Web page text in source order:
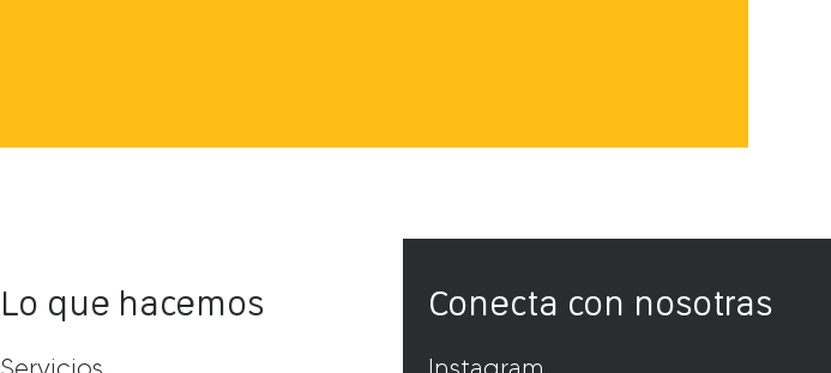
Lo que hacemos Conecta con nosotras